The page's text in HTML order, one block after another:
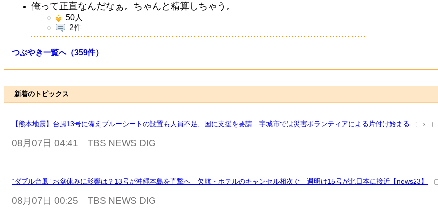
俺って正直なんだなぁ。ちゃんと精算しちゃう。
50人
2件
つぶやき一覧へ（359件）
新着のトピックス
【熊本地震】台風13号に備えブルーシートの設置も人員不足、国に支援を要請 宇城市では災害ボランティアによる片付け始まる 3
08月07日 04:41 TBS NEWS DIG
“ダブル台風” お盆休みに影響は？13号が沖縄本島を直撃へ 欠航・ホテルのキャンセル相次ぐ 週明け15号が北日本に接近【news23】
08月07日 00:25 TBS NEWS DIG